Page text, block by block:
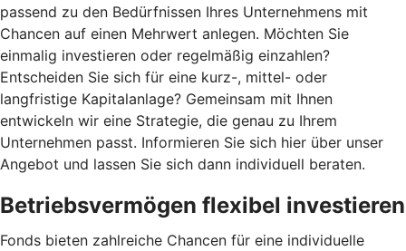
passend zu den Bedürfnissen Ihres Unternehmens mit
Chancen auf einen Mehrwert anlegen. Möchten Sie
einmalig investieren oder regelmäßig einzahlen?
Entscheiden Sie sich für eine kurz-, mittel- oder
langfristige Kapitalanlage? Gemeinsam mit Ihnen
entwickeln wir eine Strategie, die genau zu Ihrem
Unternehmen passt. Informieren Sie sich hier über unser
Angebot und lassen Sie sich dann individuell beraten.
Betriebsvermögen flexibel investieren
Fonds bieten zahlreiche Chancen für eine individuelle